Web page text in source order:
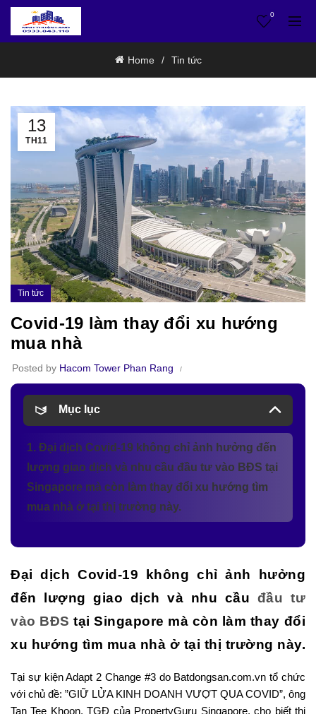
0
Home Tin tức
13
TH11
Tin tức
Covid-19 làm thay đổi xu hướng
mua nhà
Posted by Hacom Tower Phan Rang
Mục lục
1. Đại dịch Covid-19 không chỉ ảnh hưởng đến
lượng giao dịch và nhu cầu đầu tư vào BĐS tại
Singapore mà còn làm thay đổi xu hướng tìm
mua nhà ở tại thị trường này.
Đại dịch Covid-19 không chỉ ảnh hưởng
đến lượng giao dịch và nhu cầu đầu tư
vào BĐS tại Singapore mà còn làm thay đổi
xu hướng tìm mua nhà ở tại thị trường này.
Tại sự kiện Adapt 2 Change #3 do Batdongsan.com.vn tổ chức
với chủ đề: ”GIỮ LỬA KINH DOANH VƯỢT QUA COVID”, ông
Tan Tee Khoon, TGĐ của PropertyGuru Singapore, cho biết thị